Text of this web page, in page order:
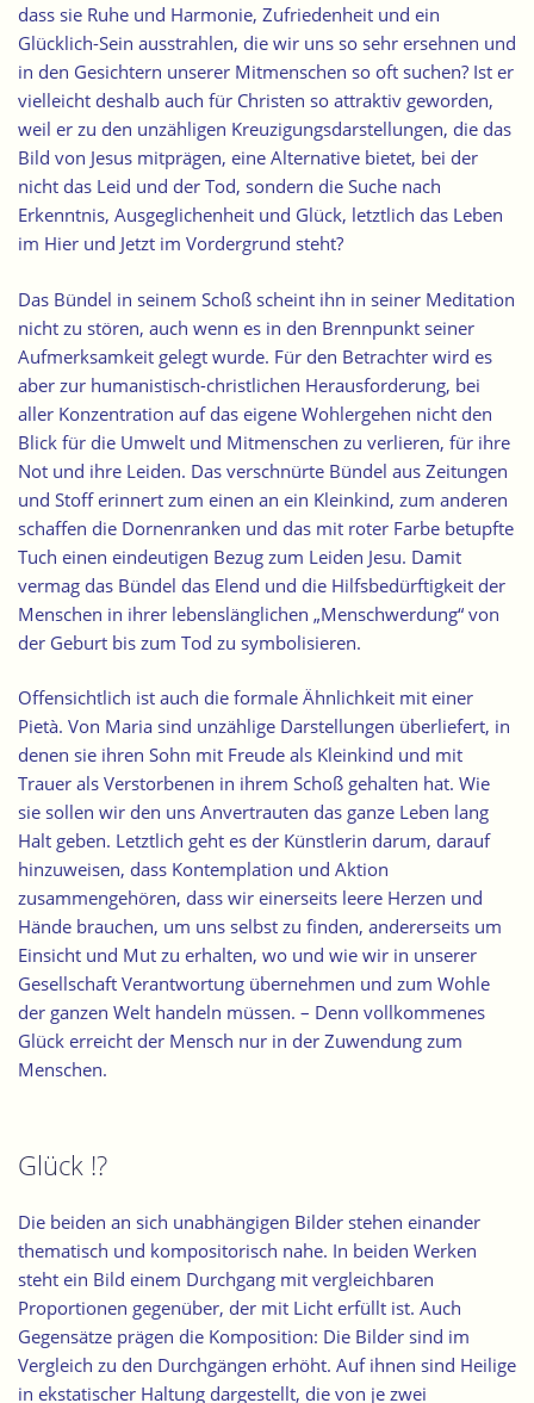
dass sie Ruhe und Harmonie, Zufriedenheit und ein
Glücklich-Sein ausstrahlen, die wir uns so sehr ersehnen und
in den Gesichtern unserer Mitmenschen so oft suchen? Ist er
vielleicht deshalb auch für Christen so attraktiv geworden,
weil er zu den unzähligen Kreuzigungsdarstellungen, die das
Bild von Jesus mitprägen, eine Alternative bietet, bei der
nicht das Leid und der Tod, sondern die Suche nach
Erkenntnis, Ausgeglichenheit und Glück, letztlich das Leben
im Hier und Jetzt im Vordergrund steht?
Das Bündel in seinem Schoß scheint ihn in seiner Meditation
nicht zu stören, auch wenn es in den Brennpunkt seiner
Aufmerksamkeit gelegt wurde. Für den Betrachter wird es
aber zur humanistisch-christlichen Herausforderung, bei
aller Konzentration auf das eigene Wohlergehen nicht den
Blick für die Umwelt und Mitmenschen zu verlieren, für ihre
Not und ihre Leiden. Das verschnürte Bündel aus Zeitungen
und Stoff erinnert zum einen an ein Kleinkind, zum anderen
schaffen die Dornenranken und das mit roter Farbe betupfte
Tuch einen eindeutigen Bezug zum Leiden Jesu. Damit
vermag das Bündel das Elend und die Hilfsbedürftigkeit der
Menschen in ihrer lebenslänglichen „Menschwerdung“ von
der Geburt bis zum Tod zu symbolisieren.
Offensichtlich ist auch die formale Ähnlichkeit mit einer
Pietà. Von Maria sind unzählige Darstellungen überliefert, in
denen sie ihren Sohn mit Freude als Kleinkind und mit
Trauer als Verstorbenen in ihrem Schoß gehalten hat. Wie
sie sollen wir den uns Anvertrauten das ganze Leben lang
Halt geben. Letztlich geht es der Künstlerin darum, darauf
hinzuweisen, dass Kontemplation und Aktion
zusammengehören, dass wir einerseits leere Herzen und
Hände brauchen, um uns selbst zu finden, andererseits um
Einsicht und Mut zu erhalten, wo und wie wir in unserer
Gesellschaft Verantwortung übernehmen und zum Wohle
der ganzen Welt handeln müssen. – Denn vollkommenes
Glück erreicht der Mensch nur in der Zuwendung zum
Menschen.
Glück !?
Die beiden an sich unabhängigen Bilder stehen einander
thematisch und kompositorisch nahe. In beiden Werken
steht ein Bild einem Durchgang mit vergleichbaren
Proportionen gegenüber, der mit Licht erfüllt ist. Auch
Gegensätze prägen die Komposition: Die Bilder sind im
Vergleich zu den Durchgängen erhöht. Auf ihnen sind Heilige
in ekstatischer Haltung dargestellt, die von je zwei